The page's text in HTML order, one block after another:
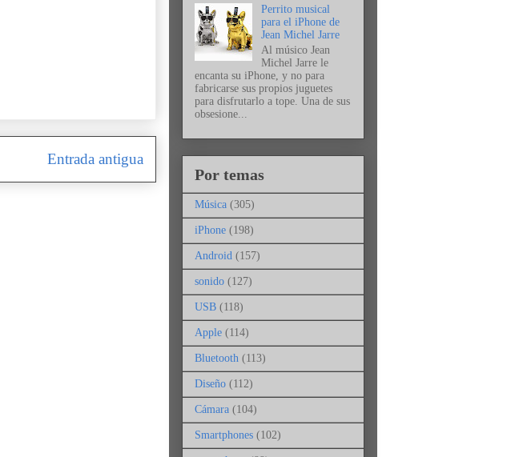
Entrada antigua
Perrito musical
para el iPhone de
Jean Michel Jarre
Al músico Jean
Michel Jarre le
encanta su iPhone, y no para
fabricarse sus propios juguetes
para disfrutarlo a tope. Una de sus
obsesione...
Por temas
Música (305)
iPhone (198)
Android (157)
sonido (127)
USB (118)
Apple (114)
Bluetooth (113)
Diseño (112)
Cámara (104)
Smartphones (102)